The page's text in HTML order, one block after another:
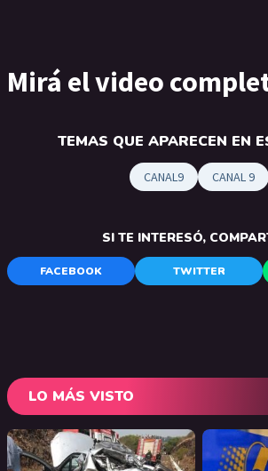
Mirá el video
TEMAS QUE APARECEN EN
CANAL9 CANAL 9
SI TE INTERESÓ,
FACEBOOK TWITTER
LO MÁS VISTO